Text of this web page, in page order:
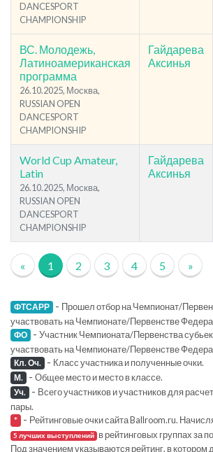
DANCESPORT
CHAMPIONSHIP
ВС. Молодежь,
Латиноамериканская
программа
26.10.2025, Москва,
RUSSIAN OPEN
DANCESPORT
CHAMPIONSHIP
Гайдарева
Аксинья
World Cup Amateur,
Latin
26.10.2025, Москва,
RUSSIAN OPEN
DANCESPORT
CHAMPIONSHIP
Гайдарева
Аксинья
« 1 2 3 4 5 »
ФТСАРР - Прошел отбор на Чемпионат/
участвовать на Чемпионате/Первенстве
ФО - Участник Чемпионата/Первенства
участвовать на Чемпионате/Первенстве
Кл. Оч. - Класс участника и полученные очки.
М. - Общее место и место в классе.
Уч. - Всего участников и участников для
пары.
* - Рейтинговые очки сайта Ballroom.ru.
5 лучших выступлений в рейтинговых группах за
Под значением указываются рейтинг, в котором